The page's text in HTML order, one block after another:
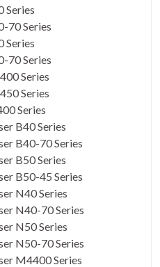
Series
70 Series
Series
70 Series
Series
Series
Series
B40 Series
B40-70 Series
B50 Series
B50-45 Series
N40 Series
N40-70 Series
N50 Series
N50-70 Series
M4400 Series